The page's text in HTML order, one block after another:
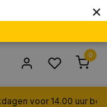
×
0
voor 14.00 uur